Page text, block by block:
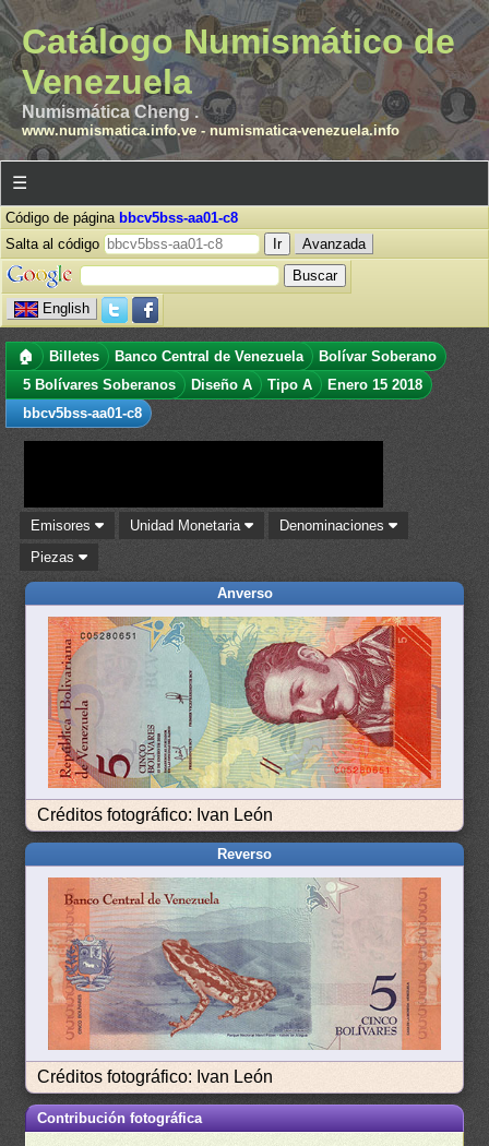
Catálogo Numismático de
Venezuela
Numismática Cheng .
www.numismatica.info.ve- numismatica-venezuela.info
☰
Código de página bbcv5bss-aa01-c8
Salta al código
Avanzada
English
🏠 Billetes Banco Central de Venezuela
Bolívar Soberano
5 Bolívares Soberanos
Diseño A Tipo A
Enero 15 2018
bbcv5bss-aa01-c8
Emisores Unidad Monetaria
Denominaciones
Piezas
Anverso
Créditos fotográfico: Ivan León
Reverso
Créditos fotográfico: Ivan León
Contribución fotográfica